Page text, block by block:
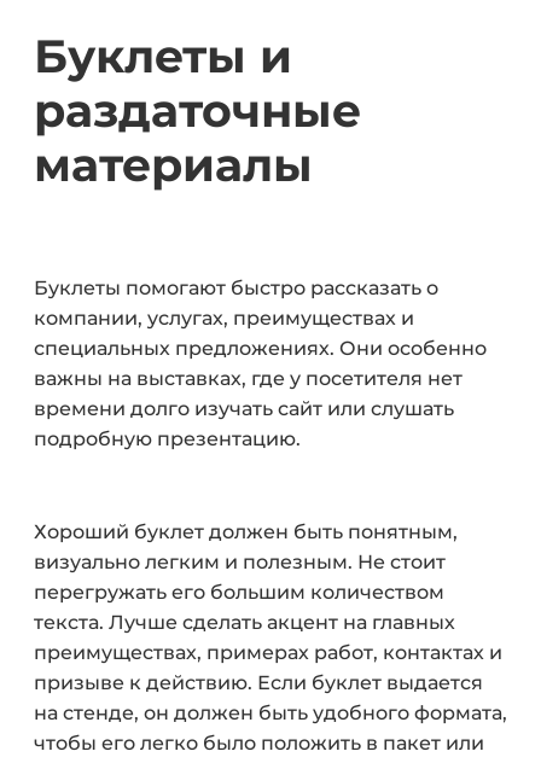
Буклеты и
раздаточные
материалы
Буклеты помогают быстро рассказать о
компании, услугах, преимуществах и
специальных предложениях. Они особенно
важны на выставках, где у посетителя нет
времени долго изучать сайт или слушать
подробную презентацию.
Хороший буклет должен быть понятным,
визуально легким и полезным. Не стоит
перегружать его большим количеством
текста. Лучше сделать акцент на главных
преимуществах, примерах работ, контактах и
призыве к действию. Если буклет выдается
на стенде, он должен быть удобного формата,
чтобы его легко было положить в пакет или